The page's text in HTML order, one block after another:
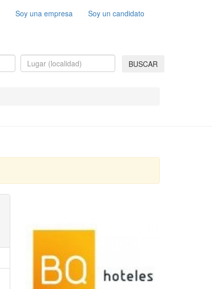
Soy una empresa Soy un candidato
BUSCAR